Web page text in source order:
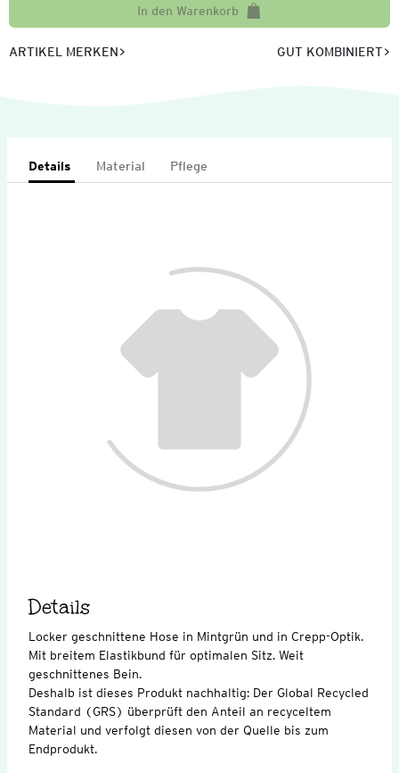
In den Warenkorb
ARTIKEL MERKEN GUT KOMBINIERT
Details Material Pflege
Details
Locker geschnittene Hose in Mintgrün und in Crepp-Optik.
Mit breitem Elastikbund für optimalen Sitz. Weit
geschnittenes Bein.
Deshalb ist dieses Produkt nachhaltig: Der Global Recycled
Standard (GRS) überprüft den Anteil an recyceltem
Material und verfolgt diesen von der Quelle bis zum
Endprodukt.